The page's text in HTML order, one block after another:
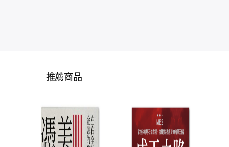
推薦商品